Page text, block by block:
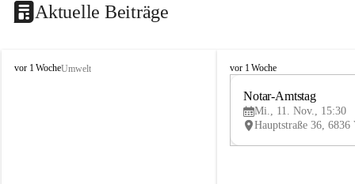
Aktuelle Beiträge
V
vor 1 WocheUmwelt
V
vor 1 Woche
Notar-Amtstag
Mi., 11. Nov., 15:30